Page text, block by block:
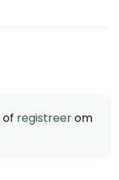
of registreerom